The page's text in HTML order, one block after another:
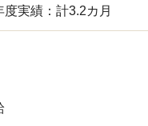
実績：計3.2カ月